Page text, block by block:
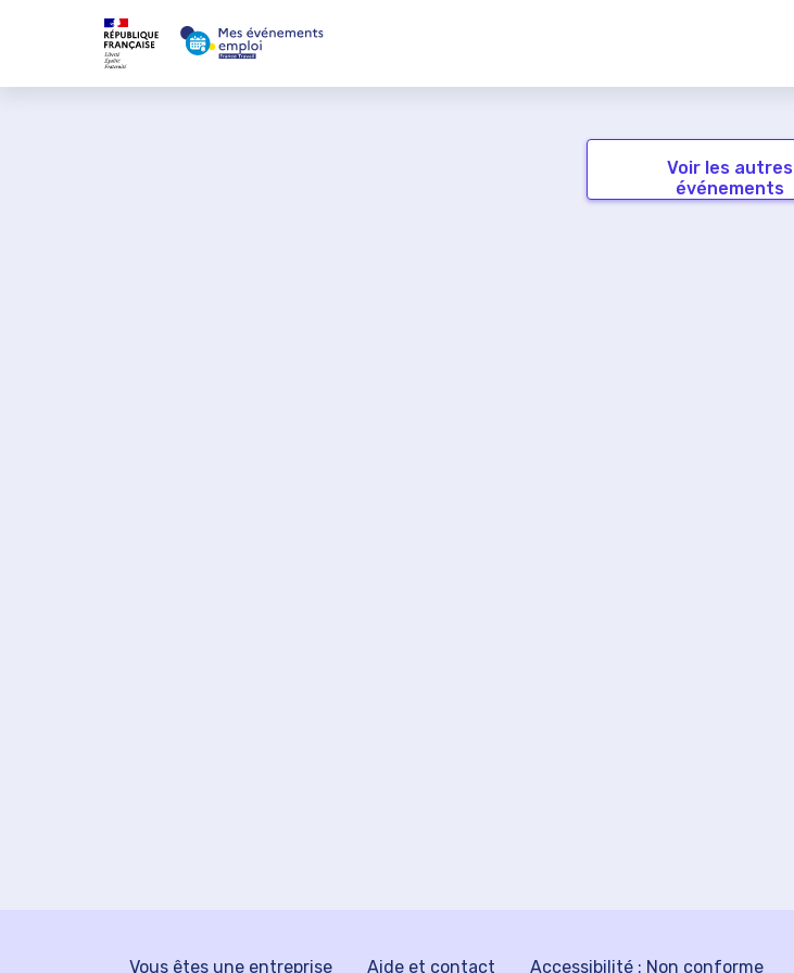
Voir les autres
événements
Vous êtes une entreprise Aide et contact Accessibilité : Non conforme